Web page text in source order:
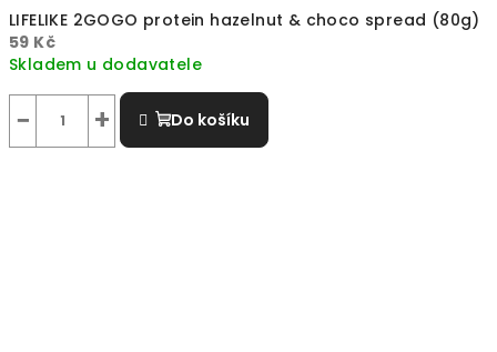
LIFELIKE 2GOGO protein hazelnut & choco spread (80g)
59 Kč
Skladem u dodavatele
+
− Do košíku